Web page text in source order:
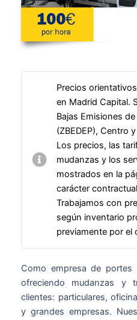
Precios
en Madrid Capital.
Bajas Emisiones
(ZBEDEP), Centro
Los precios, las
mudanzas y los
mostrados en la
carácter
Trabajamos con
según inventario
previamente por el
Como empresa de
ofreciendo mudanzas
clientes: particulares,
y grandes empresas.